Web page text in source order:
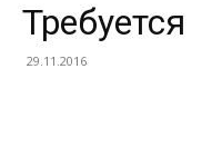
Требуется
29.11.2016